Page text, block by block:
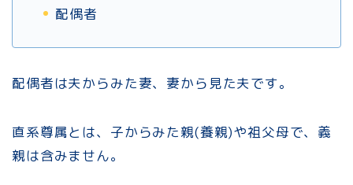
配偶者
配偶者は夫からみた妻、妻から見た夫です。
直系尊属とは、子からみた親(養親)や祖父母で、義
親は含みません。